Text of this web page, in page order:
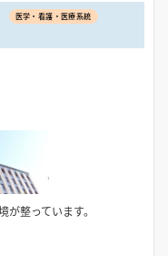
医学・看護・医療系統
整っています。